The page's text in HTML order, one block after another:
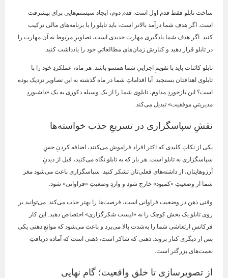
ساخت تابلو فقط قدم اول است. قدم دوم، ایجاد سیستم‌هایی برای پیشرفت
است. اگر هدف شما درآمد بالاتر است، باید تابلو را با برنامه‌های مالی ترکیب
کنید. اگر هدف شما یادگیری مهارت جدیدی است، تصاویرِ مربوط به آن مهارت را
در تابلو قرار دهید و کنارش زمان‌های مطالعاتیِ خود را یادداشت کنید.
تابلو کائنات باید با تقویمِ اجراییِ شما همسو باشد. هر ماه، عملکردِ خود را با
تابلوی اهدافتان بسنجید. آیا اقداماتِ شما در ماه گذشته به این تصاویر نزدیک بوده
است؟ این بازخوردِ مداوم، تابلوی شما را از یک وسیله دکوری به یک «داشبوردِ
مدیریتیِ موفقیت» تبدیل می‌کند.
نقشِ سپاسگزاری در تسریعِ جذب خواسته‌ها
یکی از نکاتِ کلیدی که اکثر افراد فراموش می‌کنند، اضافه کردنِ حسِ
سپاسگزاری به تابلو است. هر بار که به تابلو نگاه می‌کنید، قبل از دیدنِ
آرزوهایتان، از داشته‌های فعلی‌تان تشکر کنید. سپاسگزاری باعث می‌شود مغز
شما از وضعیتِ «کمبود» خارج شود و واردِ وضعیتِ «فراوانی» شود.
وقتی ذهن در وضعیت فراوانی است، فرصت‌ها را بهتر جذب می‌کند. می‌توانید بر
روی تابلو یک بخش کوچک را به «لیست شکرگزاری» اختصاص دهید. این کار
فرکانسِ ارتعاشی شما را به‌شدت بالا می‌برد و باعث می‌شود که موانعِ ذهنی یکی
پس از دیگری کنار بروند. ذهنی که شاکر است، ذهنی است که آماده دریافتِ
نعمت‌های بزرگتر است.
از تصویرسازی تا خلق واقعیت؛ گام نهایی